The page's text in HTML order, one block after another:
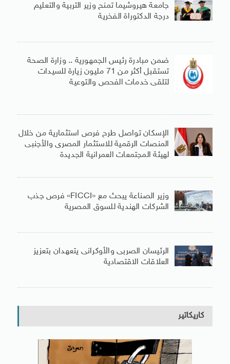
جامعة هيروشيما تمنح وزير التربية والتعليم
درجة الدكتوراة الفخرية
ضمن مبادرة رئيس الجمهورية .. وزارة الصحة
تستقبل أكثر من 71 مليون زيارة للسيدات
لتلقى خدمات الفحص والتوعية
الإسكان تواصل طرح فرص استثمارية من خلال
المنصات الرقمية للاستثمار المصرى والأجنبى
لهيئة المجتمعات العمرانية الجديدة
وزير الصناعة يبحث مع «FICCI» فرص جذب
الشركات الهندية للسوق المصرية
الرئيسان الصربى والأوكرانى يتعهدان بتعزيز
العلاقات الاقتصادية
كاريكاتير